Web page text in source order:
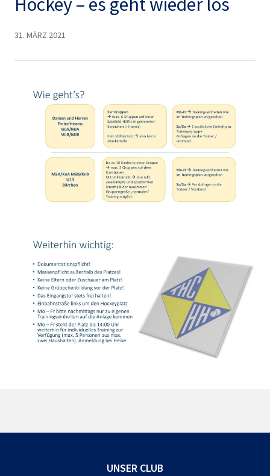
31. MÄRZ 2021
UNSER CLUB